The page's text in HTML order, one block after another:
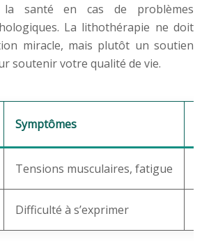
la santé en cas de problèmes
La lithothérapie ne doit
miracle, mais plutôt un soutien
soutenir votre qualité de vie.
Symptômes
Tensions musculaires, fatigue
Difficulté à s’exprimer